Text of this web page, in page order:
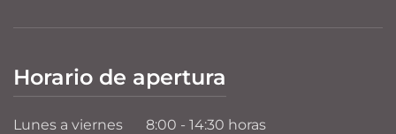
Horario de apertura
Lunes a viernes 8:00 - 14:30 horas